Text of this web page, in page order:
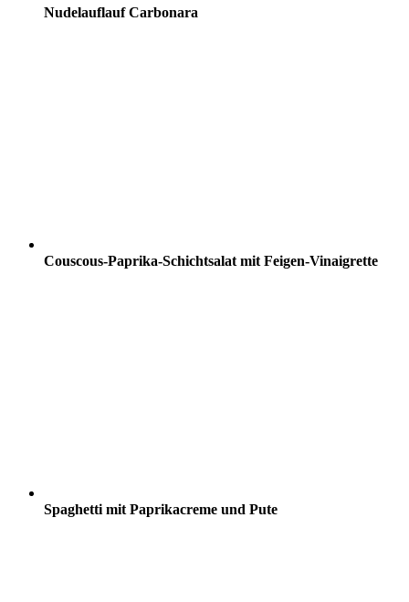
Nudelauflauf Carbonara
Couscous-Paprika-Schichtsalat mit Feigen-Vinaigrette
Spaghetti mit Paprikacreme und Pute